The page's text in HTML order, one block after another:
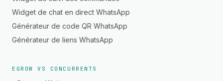
Widget de chat en direct WhatsApp
Générateur de code QR WhatsApp
Générateur de liens WhatsApp
EGROW VS CONCURRENTS